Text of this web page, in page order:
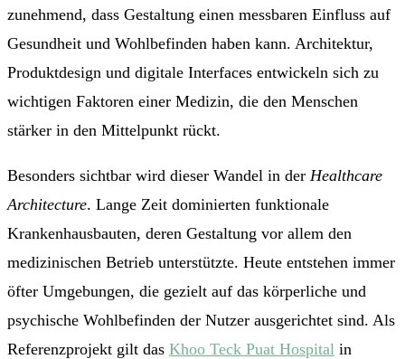
zunehmend, dass Gestaltung einen messbaren Einfluss auf
Gesundheit und Wohlbefinden haben kann. Architektur,
Produktdesign und digitale Interfaces entwickeln sich zu
wichtigen Faktoren einer Medizin, die den Menschen
stärker in den Mittelpunkt rückt.
Besonders sichtbar wird dieser Wandel in der Healthcare
Architecture. Lange Zeit dominierten funktionale
Krankenhausbauten, deren Gestaltung vor allem den
medizinischen Betrieb unterstützte. Heute entstehen immer
öfter Umgebungen, die gezielt auf das körperliche und
psychische Wohlbefinden der Nutzer ausgerichtet sind. Als
Referenzprojekt gilt das Khoo Teck Puat Hospital in